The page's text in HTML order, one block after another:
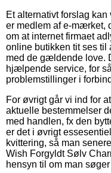
Et alternativt forslag
er medlem af e-mærket,
om at internet firmaet
online butikken tit ses
med de gældende love.
hjælpende service, for
problemstillinger i
For øvrigt går vi ind for
aktuelle bestemmelser
med handlen, fx den
er det i øvrigt
kvittering, så man
Wish Forgyldt Sølv
hensyn til om man